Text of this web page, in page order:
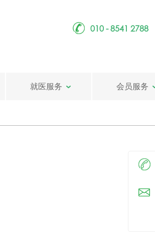
010 - 8541 2788
就医服务 会员服务